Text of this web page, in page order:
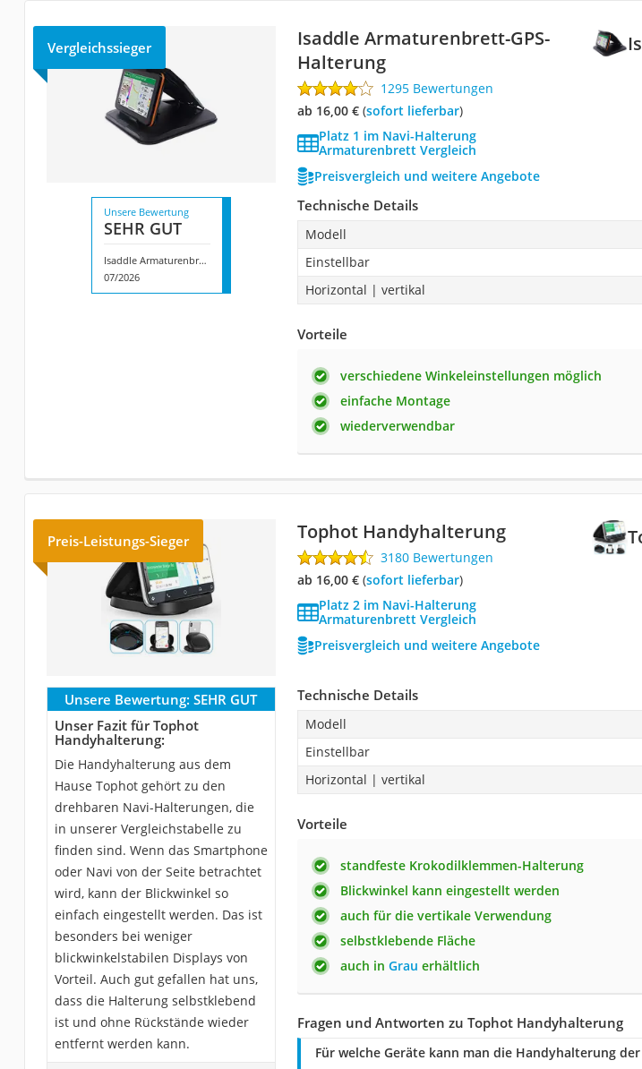
Vergleichssieger
Isaddle Armaturenbrett-GPS-
Halterung
1295 Bewertungen
ab 16,00 €( Sofort lieferbar)
Platz 1 im Navi-Halterung
Armaturenbrett Vergleich
Preisvergleich und weitere Angebote
Unsere Bewertung
SEHR GUT
Isaddle Armaturenbrett-GPS-Halterung
07/2026
Technische Details
Modell
Einstellbar
Horizontal | vertikal
Vorteile
verschiedene Winkeleinstellungen möglich
einfache Montage
wiederverwendbar
Preis-Leistungs-Sieger Tophot Handyhalterung
3180 Bewertungen
ab 16,00 €( Sofort lieferbar)
Platz 2 im Navi-Halterung
Armaturenbrett Vergleich
Preisvergleich und weitere Angebote
Unsere Bewertung: SEHR GUT
Unser Fazit für Tophot
Handyhalterung:
Die Handyhalterung aus dem
Hause Tophot gehört zu den
drehbaren Navi-Halterungen, die
in unserer Vergleichstabelle zu
finden sind. Wenn das Smartphone
oder Navi von der Seite betrachtet
wird, kann der Blickwinkel so
einfach eingestellt werden. Das ist
besonders bei weniger
blickwinkelstabilen Displays von
Vorteil. Auch gut gefallen hat uns,
dass die Halterung selbstklebend
ist und ohne Rückstände wieder
entfernt werden kann.
Technische Details
Modell
Einstellbar
Horizontal | vertikal
Vorteile
standfeste Krokodilklemmen-Halterung
Blickwinkel kann eingestellt werden
auch für die vertikale Verwendung
selbstklebende Fläche
auch in Grau erhältlich
Fragen und Antworten zu Tophot Handyhalterung
Für welche Geräte kann man die Handyhalterung